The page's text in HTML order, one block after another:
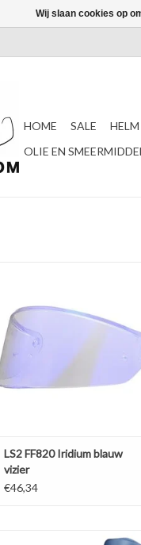
HOME SALE
OLIE EN
LS2 FF820 Iridium blauw
vizier
€46,34
LS2 FF818 Vizier I Storm III 3 (kies
Wij slaan cookies op